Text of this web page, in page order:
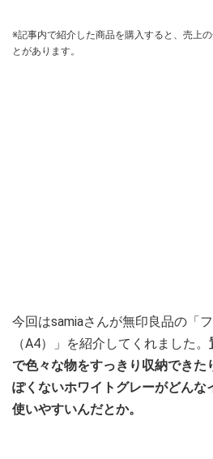
※記事内で紹介した商品を購入すると、売上
とがあります。
今回はsamiaさんが無印良品の「
（A4）」を紹介してくれました。
で色々な物をすっきり収納できた
ぽくないホワイトグレーがどんな
使いやすいんだとか。